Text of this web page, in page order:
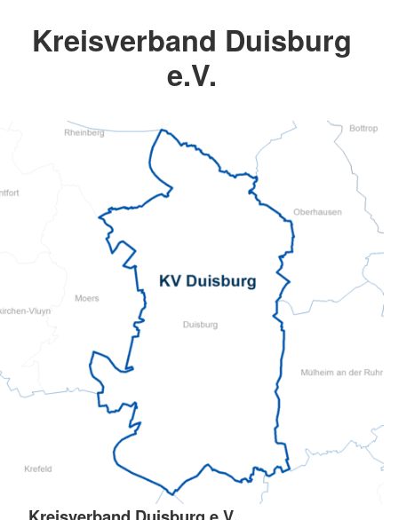
Kreisverband Duisburg
e.V.